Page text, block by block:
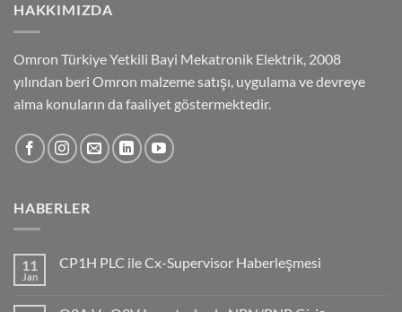
HAKKIMIZDA
Omron Türkiye Yetkili Bayi Mekatronik Elektrik, 2008
yılından beri Omron malzeme satışı, uygulama ve devreye
alma konuların da faaliyet göstermektedir.
HABERLER
11
Jan
CP1H PLC ile Cx-Supervisor Haberleşmesi